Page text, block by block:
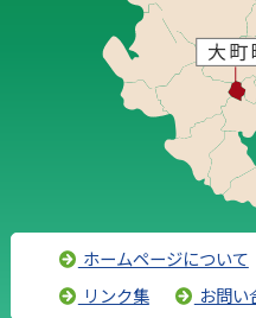
ホームページについて
リンク集
お問い